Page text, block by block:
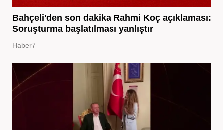
Bahçeli'den son dakika Rahmi Koç açıklaması:
Soruşturma başlatılması yanlıştır
Haber7